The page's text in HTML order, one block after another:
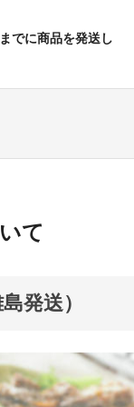
でに商品を発送し
て
発送）